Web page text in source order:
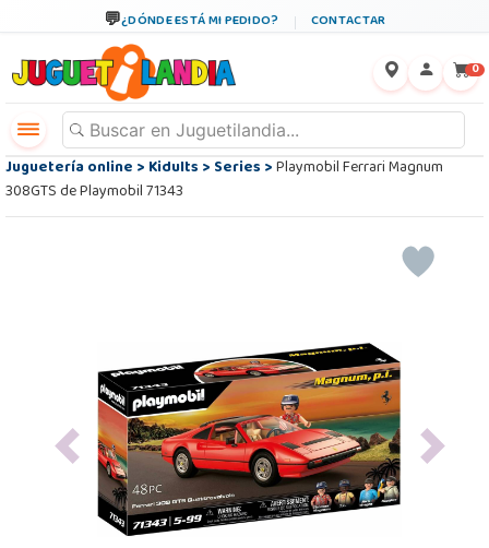
¿DÓNDE ESTÁ MI PEDIDO? CONTACTAR
0
Juguetería online>Kidults>Series>Playmobil Ferrari Magnum
308GTS de Playmobil 71343
Previous Next